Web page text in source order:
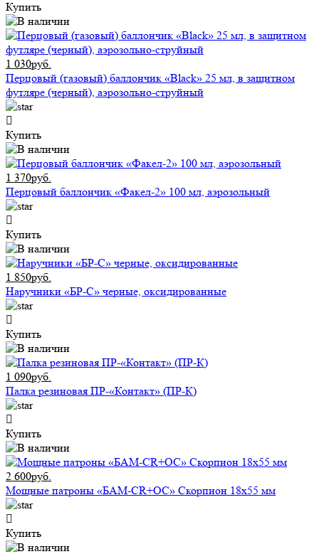
Купить
1 030руб.
Перцовый (газовый) баллончик «Black» 25 мл, в защитном
футляре (черный), аэрозольно-струйный
Купить
1 370руб.
Перцовый баллончик «Факел-2» 100 мл, аэрозольный
Купить
1 850руб.
Наручники «БР-С» черные, оксидированные
Купить
1 090руб.
Палка резиновая ПР-«Контакт» (ПР-К)
Купить
2 600руб.
Мощные патроны «БАМ-CR+ОС» Скорпион 18х55 мм
Купить